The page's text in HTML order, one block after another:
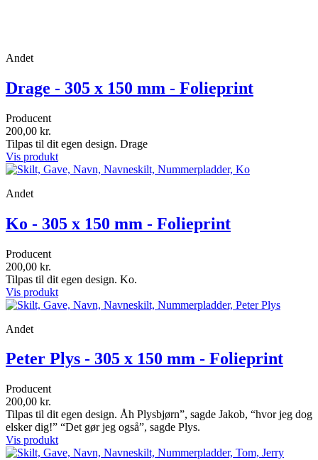
Andet
Drage - 305 x 150 mm - Folieprint
Producent
200,00 kr.
Tilpas til dit egen design. Drage
Vis produkt
Andet
Ko - 305 x 150 mm - Folieprint
Producent
200,00 kr.
Tilpas til dit egen design. Ko.
Vis produkt
Andet
Peter Plys - 305 x 150 mm - Folieprint
Producent
200,00 kr.
Tilpas til dit egen design. Åh Plysbjørn”, sagde Jakob, “hvor jeg dog
elsker dig!” “Det gør jeg også”, sagde Plys.
Vis produkt